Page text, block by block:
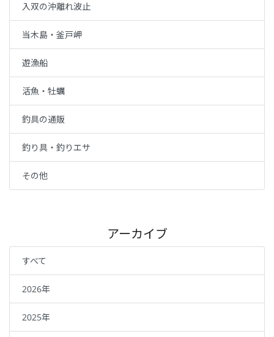
入双の沖離れ波止
当木島・釜戸岬
遊漁船
活魚・牡蠣
釣具の通販
釣り具・釣りエサ
その他
アーカイブ
すべて
2026年
2025年